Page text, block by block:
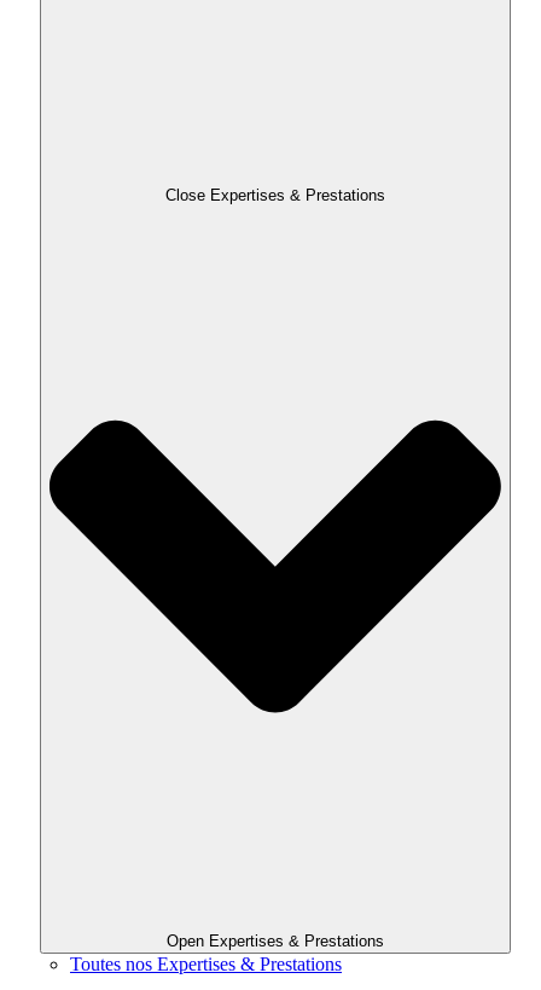
Close Expertises & Prestations
Open Expertises & Prestations
Toutes nos Expertises & Prestations